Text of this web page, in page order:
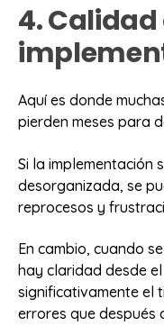
4. Calidad
Aquí es donde
pierden meses para
Si la implementación
desorganizada, se
reprocesos y
En cambio, cuando
hay claridad desde
significativamente el
errores que después